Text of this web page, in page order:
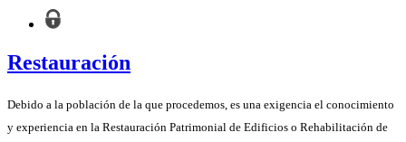
Restauración
Debido a la población de la que procedemos, es una exigencia el conocimiento
y experiencia en la Restauración Patrimonial de Edificios o Rehabilitación de